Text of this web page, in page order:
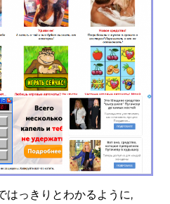
はっきりとわかるように,